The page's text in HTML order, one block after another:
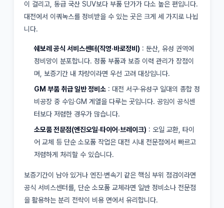
이 걸리고, 동급 국산 SUV보다 부품 단가가 다소 높은 편입니다.
대전에서 이쿼녹스를 정비받을 수 있는 곳은 크게 세 가지로 나뉩
니다.
쉐보레 공식 서비스센터(직영·바로정비) : 둔산, 유성 권역에
정비망이 분포합니다. 정품 부품과 보증 이력 관리가 장점이
며, 보증기간 내 차량이라면 우선 고려 대상입니다.
GM 부품 취급 일반 정비소 : 대전 서구·유성구 일대의 종합 정
비공장 중 수입·GM 계열을 다루는 곳입니다. 공임이 공식센
터보다 저렴한 경우가 많습니다.
소모품 전문점(엔진오일·타이어·브레이크) : 오일 교환, 타이
어 교체 등 단순 소모품 작업은 대전 시내 전문점에서 빠르고
저렴하게 처리할 수 있습니다.
보증기간이 남아 있거나 엔진·변속기 같은 핵심 부위 점검이라면
공식 서비스센터를, 단순 소모품 교체라면 일반 정비소나 전문점
을 활용하는 분리 전략이 비용 면에서 유리합니다.